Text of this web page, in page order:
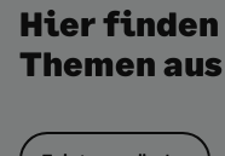
Hier
Themen